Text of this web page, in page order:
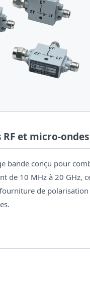
RF et micro-ondes
bande conçu pour
de 10 MHz à 20 GHz,
de